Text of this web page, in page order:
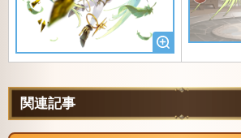
関連記事